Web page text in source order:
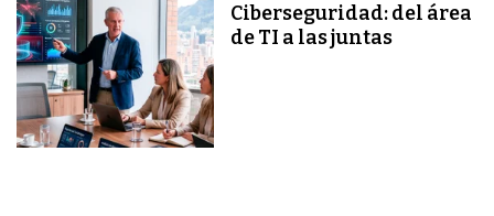
Ciberseguridad: del área
de TI a las juntas